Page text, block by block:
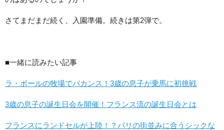
さてまだまだ続く、入園準備。続きは第2弾で。
■一緒に読みたい記事
ラ・ボールの牧場でバカンス！3歳の息子が乗馬に初挑戦
3歳の息子の誕生日会を開催！フランス流の誕生日会とは
フランスにランドセルが上陸！？パリの街並みに合うシックな